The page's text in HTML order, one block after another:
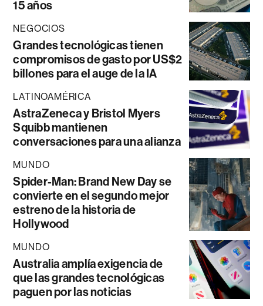
15 años
NEGOCIOS
Grandes tecnológicas tienen
compromisos de gasto por US$2
billones para el auge de la IA
LATINOAMÉRICA
AstraZeneca y Bristol Myers
Squibb mantienen
conversaciones para una alianza
MUNDO
Spider-Man: Brand New Day se
convierte en el segundo mejor
estreno de la historia de
Hollywood
MUNDO
Australia amplía exigencia de
que las grandes tecnológicas
paguen por las noticias